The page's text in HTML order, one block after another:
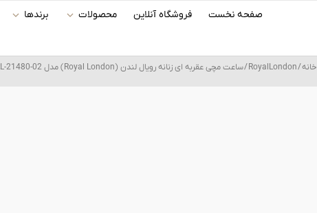
صفحه نخست فروشگاه آنلاین محصولات برندها
خانه/
RoyalLondon/ ساعت مچی عقربه ای زنانه رویال لندن (Royal London) مدل RL-21480-02